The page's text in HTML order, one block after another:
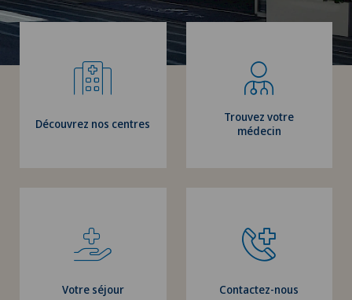
Découvrez nos centres
Trouvez votre
médecin
Votre séjour Contactez-nous